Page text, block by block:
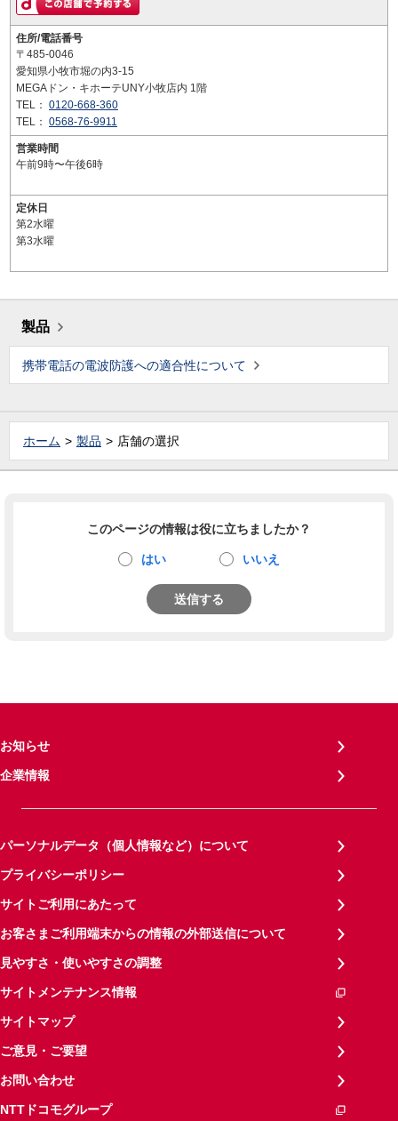
住所/電話番号
〒485-0046
愛知県小牧市堀の内3-15
MEGAドン・キホーテUNY小牧店内 1階
TEL： 0120-668-360
TEL： 0568-76-9911
営業時間
午前9時〜午後6時
定休日
第2水曜
第3水曜
製品
携帯電話の電波防護への適合性について
ホーム 製品 店舗の選択
このページの情報は役に立ちましたか？
はい いいえ
送信する
お知らせ
企業情報
パーソナルデータ（個人情報など）について
プライバシーポリシー
サイトご利用にあたって
お客さまご利用端末からの情報の外部送信について
見やすさ・使いやすさの調整
サイトメンテナンス情報
サイトマップ
ご意見・ご要望
お問い合わせ
NTTドコモグループ